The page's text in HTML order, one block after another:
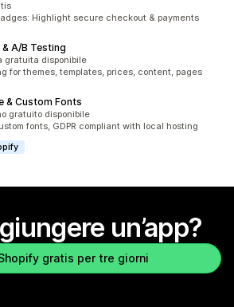
Highlight secure checkout & payments
A/B Testing
gratuita disponibile
for themes, templates, prices, content, pages
& Custom Fonts
gratuito disponibile
fonts, GDPR compliant with local hosting
un’app?
gratis per tre giorni